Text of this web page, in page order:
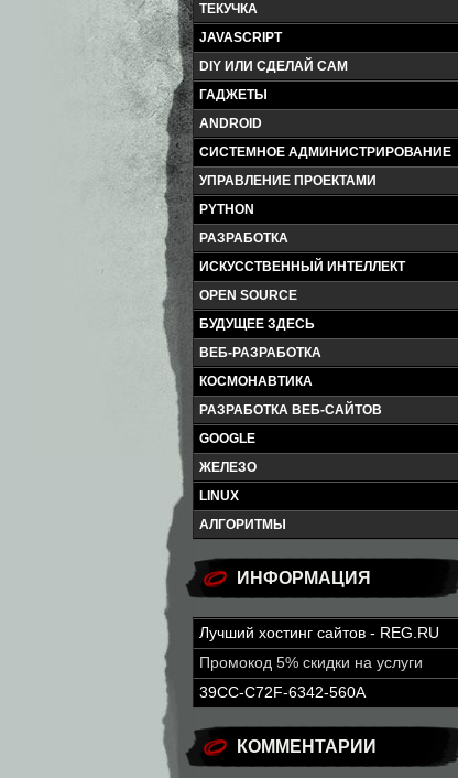
ТЕКУЧКА
JAVASCRIPT
DIY ИЛИ СДЕЛАЙ САМ
ГАДЖЕТЫ
ANDROID
СИСТЕМНОЕ АДМИНИСТРИРОВАНИЕ
УПРАВЛЕНИЕ ПРОЕКТАМИ
PYTHON
РАЗРАБОТКА
ИСКУССТВЕННЫЙ ИНТЕЛЛЕКТ
OPEN SOURCE
БУДУЩЕЕ ЗДЕСЬ
ВЕБ-РАЗРАБОТКА
КОСМОНАВТИКА
РАЗРАБОТКА ВЕБ-САЙТОВ
GOOGLE
ЖЕЛЕЗО
LINUX
АЛГОРИТМЫ
ИНФОРМАЦИЯ
Лучший хостинг сайтов - REG.RU
Промокод 5% скидки на услуги
39CC-C72F-6342-560A
КОММЕНТАРИИ